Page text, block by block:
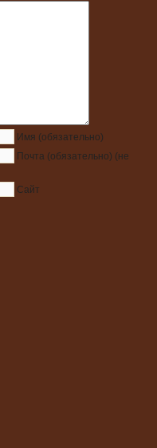
Имя (обязательно)
Почта (обязательно) (не
Сайт